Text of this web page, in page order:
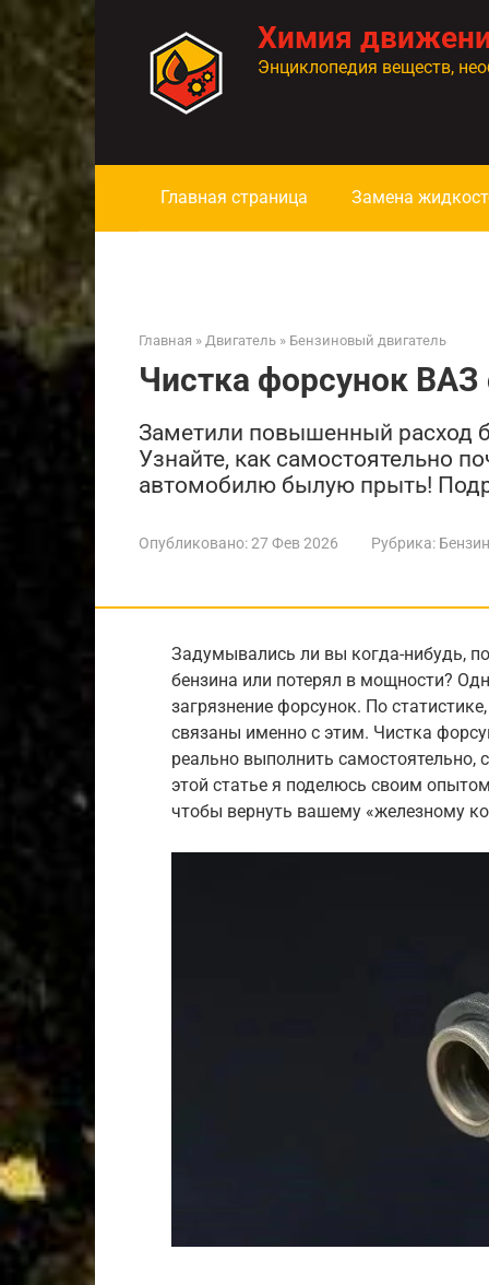
контенту
Химия
Энциклопедия веществ,
Главная страница Замена
Главная » Двигатель » Бензиновый двигатель
Чистка форсунок
Заметили повышенный расход
Узнайте, как самостоятельно
автомобилю былую прыть!
Опубликовано:27 Фев 2026 Рубрика:
Задумывались ли вы когда-нибудь,
бензина или потерял в мощности?
загрязнение форсунок. По
связаны именно с этим. Чистка
реально выполнить
этой статье я поделюсь своим
чтобы вернуть вашему «железному